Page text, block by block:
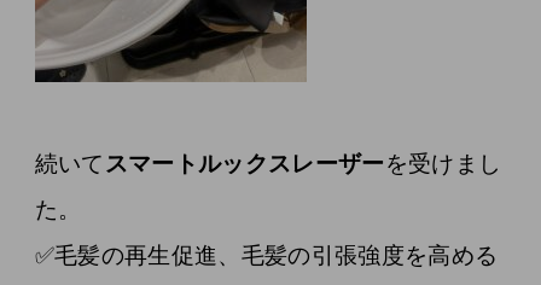
続いて スマートルックスレーザーを受けまし
た。
✅毛髪の再生促進、毛髪の引張強度を高める